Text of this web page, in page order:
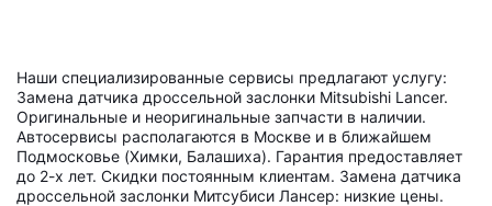
Наши специализированные сервисы предлагают услугу:
Замена датчика дроссельной заслонки Mitsubishi Lancer.
Оригинальные и неоригинальные запчасти в наличии.
Автосервисы располагаются в Москве и в ближайшем
Подмосковье (Химки, Балашиха). Гарантия предоставляет
до 2-х лет. Скидки постоянным клиентам. Замена датчика
дроссельной заслонки Митсубиси Лансер: низкие цены.